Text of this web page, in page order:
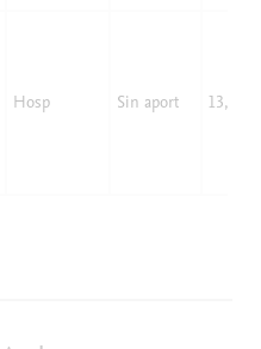
Hosp Sin aport 13,07